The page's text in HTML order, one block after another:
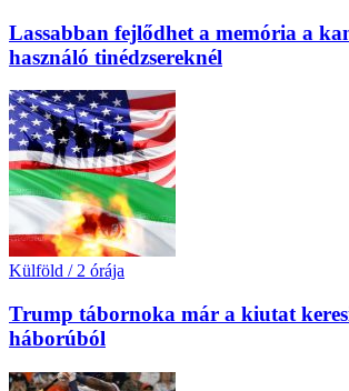
Lassabban fejlődhet a memória a
használó tinédzsereknél
Külföld / 2 órája
Trump tábornoka már a kiutat
háborúból